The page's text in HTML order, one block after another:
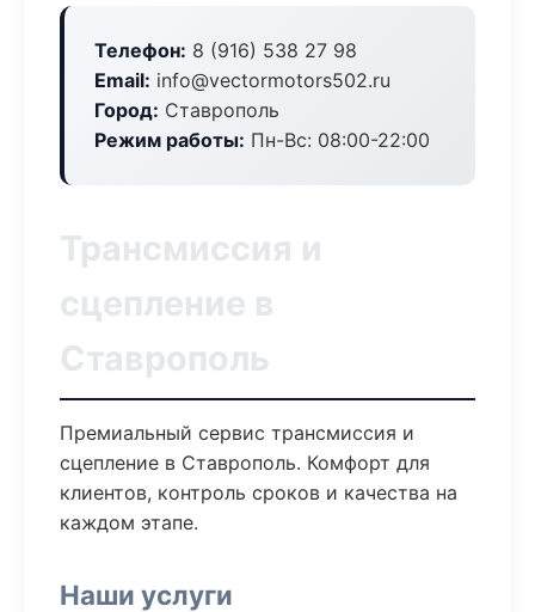
Телефон: 8 (916) 538 27 98
Email: info@vectormotors502.ru
Город: Ставрополь
Режим работы: Пн-Вс: 08:00-22:00
Трансмиссия и
сцепление в
Ставрополь
Премиальный сервис трансмиссия и
сцепление в Ставрополь. Комфорт для
клиентов, контроль сроков и качества на
каждом этапе.
Наши услуги